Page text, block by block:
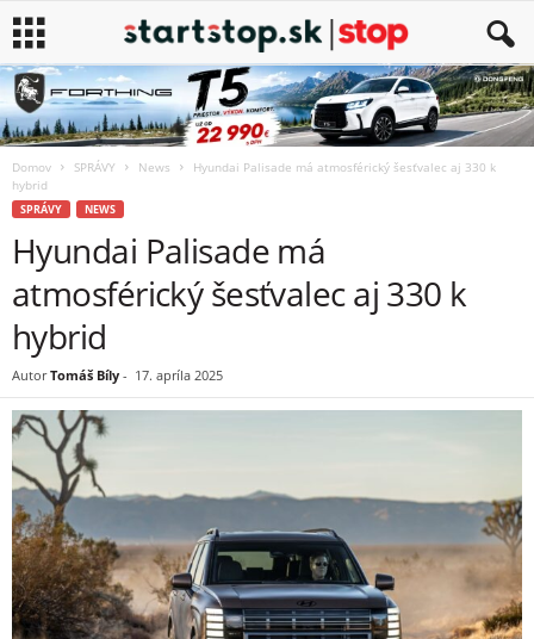
Domov SPRÁVY News
Hyundai Palisade má atmosférický šesťvalec aj 330 k
hybrid
SPRÁVY NEWS
Hyundai Palisade má
atmosférický šesťvalec aj 330 k
hybrid
Autor Tomáš Bíly - 17. apríla 2025